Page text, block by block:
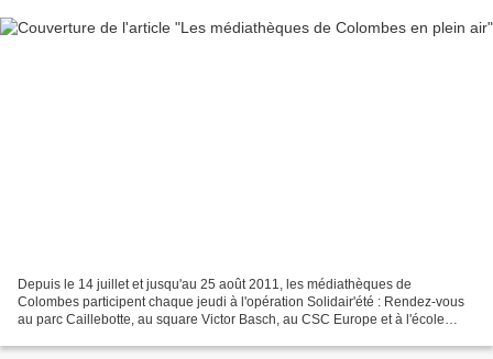
Depuis le 14 juillet et jusqu'au 25 août 2011, les médiathèques de
Colombes participent chaque jeudi à l'opération Solidair'été : Rendez-vous
au parc Caillebotte, au square Victor Basch, au CSC Europe et à l'école